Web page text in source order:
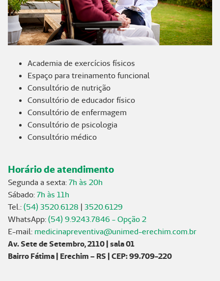
Focus first slide
Focus second slide
Focus third slide
Academia de exercícios físicos
Espaço para treinamento funcional
Consultório de nutrição
Consultório de educador físico
Consultório de enfermagem
Consultório de psicologia
Consultório médico
Horário de atendimento
Segunda a sexta:7h às 20h
Sábado:7h às 11h
Tel.:(54) 3520.6128 | 3520.6129
WhatsApp:(54) 9.9243.7846 - Opção 2
E-mail: medicinapreventiva@unimed-erechim.com.br
Av. Sete de Setembro, 2110 | sala 01
Bairro Fátima | Erechim – RS | CEP: 99.709-220